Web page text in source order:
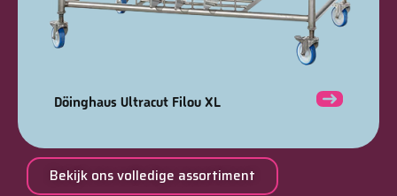
Döinghaus Ultracut Filou XL
Bekijk ons volledige assortiment